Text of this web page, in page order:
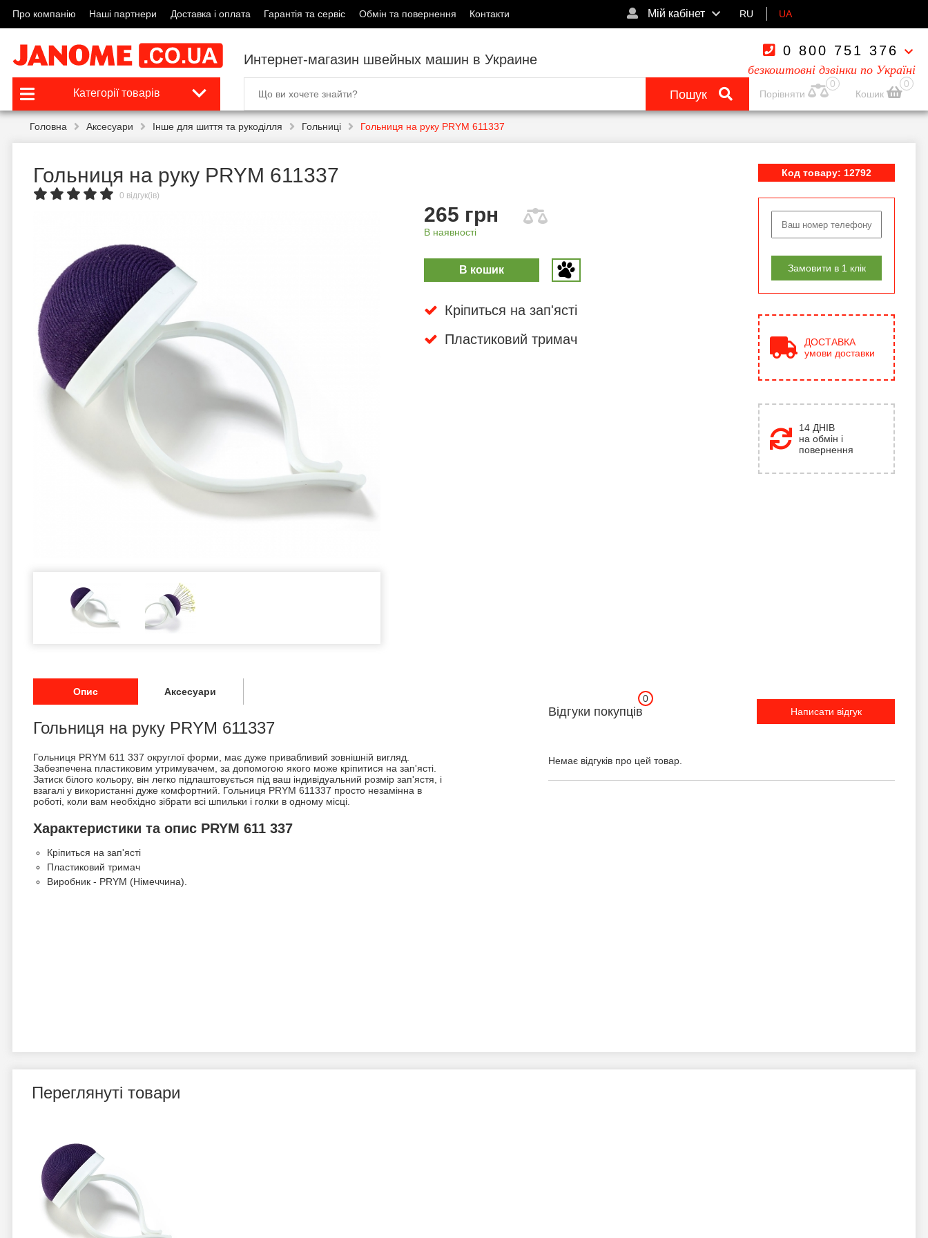
Про компанію Наші партнери Доставка і оплата Гарантія та сервіс Обмін та повернення Контакти Мій кабінет RU UA
Интернет-магазин швейных машин в Украине
0 800 751 376
безкоштовні дзвінки по Україні
Категорії товарів Пошук
0
Порівняти
0
Кошик
Головна Аксесуари Інше для шиття та рукоділля Гольниці Гольниця на руку PRYM 611337
Гольниця на руку PRYM 611337
0 відгук(ів)
265 грн
В наявності
В кошик
Кріпиться на зап'ясті
Пластиковий тримач
Код товару: 12792
Замовити в 1 клік
ДОСТАВКА
умови доставки
14 ДНІВ
на обмін і
повернення
Опис Аксесуари
Гольниця на руку PRYM 611337
Гольниця PRYM 611 337 округлої форми, має дуже привабливий зовнішній вигляд.
Забезпечена пластиковим утримувачем, за допомогою якого може кріпитися на зап'ясті.
Затиск білого кольору, він легко підлаштовується під ваш індивідуальний розмір зап'ястя, і
взагалі у використанні дуже комфортний. Гольниця PRYM 611337 просто незамінна в
роботі, коли вам необхідно зібрати всі шпильки і голки в одному місці.
Характеристики та опис PRYM 611 337
Кріпиться на зап'ясті
Пластиковий тримач
Виробник - PRYM (Німеччина).
Відгуки покупців
0
Написати відгук
Немає відгуків про цей товар.
Переглянуті товари